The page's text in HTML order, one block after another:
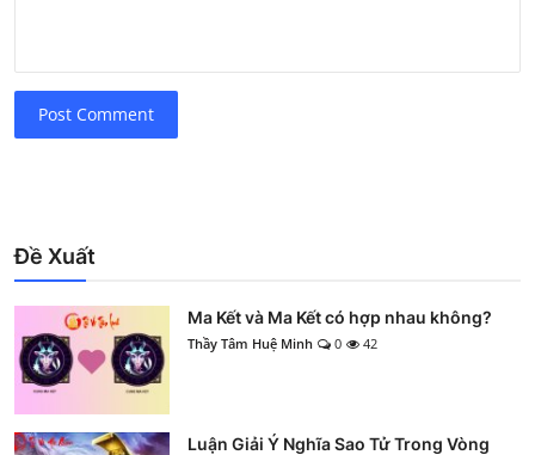
Post Comment
Đề Xuất
Ma Kết và Ma Kết có hợp nhau không?
Thầy Tâm Huệ Minh 0 42
Luận Giải Ý Nghĩa Sao Tử Trong Vòng